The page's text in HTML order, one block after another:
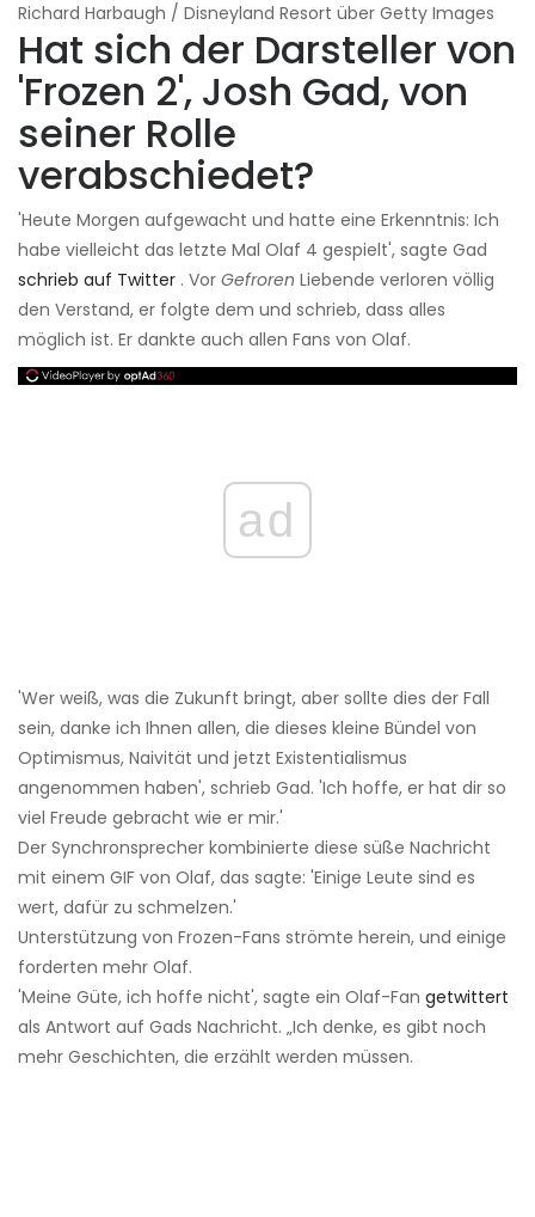
Richard Harbaugh / Disneyland Resort über Getty Images
Hat sich der Darsteller von
'Frozen 2', Josh Gad, von
seiner Rolle
verabschiedet?
'Heute Morgen aufgewacht und hatte eine Erkenntnis: Ich
habe vielleicht das letzte Mal Olaf 4 gespielt', sagte Gad
schrieb auf Twitter . Vor Gefroren Liebende verloren völlig
den Verstand, er folgte dem und schrieb, dass alles
möglich ist. Er dankte auch allen Fans von Olaf.
ad
'Wer weiß, was die Zukunft bringt, aber sollte dies der Fall
sein, danke ich Ihnen allen, die dieses kleine Bündel von
Optimismus, Naivität und jetzt Existentialismus
angenommen haben', schrieb Gad. 'Ich hoffe, er hat dir so
viel Freude gebracht wie er mir.'
Der Synchronsprecher kombinierte diese süße Nachricht
mit einem GIF von Olaf, das sagte: 'Einige Leute sind es
wert, dafür zu schmelzen.'
Unterstützung von Frozen-Fans strömte herein, und einige
forderten mehr Olaf.
'Meine Güte, ich hoffe nicht', sagte ein Olaf-Fan getwittert
als Antwort auf Gads Nachricht. „Ich denke, es gibt noch
mehr Geschichten, die erzählt werden müssen.